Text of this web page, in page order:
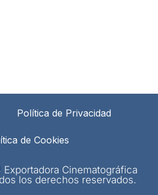
Política de Privacidad
de Cookies
Cinematográfica
los derechos reservados.